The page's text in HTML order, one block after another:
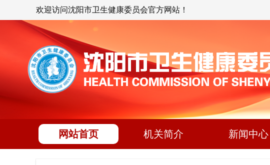
欢迎访问沈阳市卫生健康委员会官方网站！
网站首页 机关简介 新闻中心